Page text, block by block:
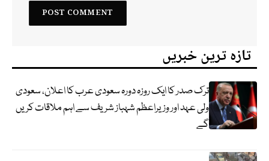
تازہ ترین خبریں
ترک صدر کا ایک روزہ دورہ سعودی عرب کا اعلان، سعودی
ولی عہد اور وزیراعظم شہباز شریف سے اہم ملاقات کریں
گے